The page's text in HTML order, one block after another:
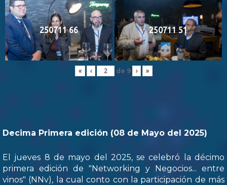
250711 66 250711 51
« ‹ de 9 › »
Decima Primera edición (08 de Mayo del 2025)
El jueves 8 de mayo del 2025, se celebró la décimo
primera edición de "Networking y Negocios... entre
vinos" (NNv), la cual conto con la participación de más